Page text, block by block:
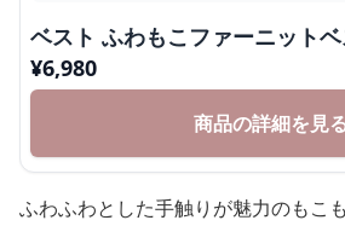
ベスト ふわもこファーニットベ
¥6,980
商品の詳細を見
ふわふわとした手触りが魅力のもこ